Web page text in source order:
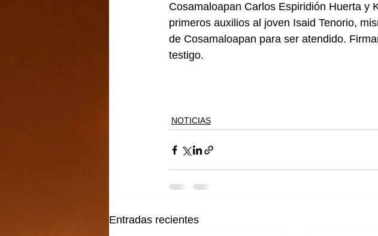
Cosamaloapan Carlos Espiridión Huerta y
primeros auxilios al joven Isaid Tenorio,
de Cosamaloapan para ser atendido.
testigo.
NOTICIAS
Entradas recientes